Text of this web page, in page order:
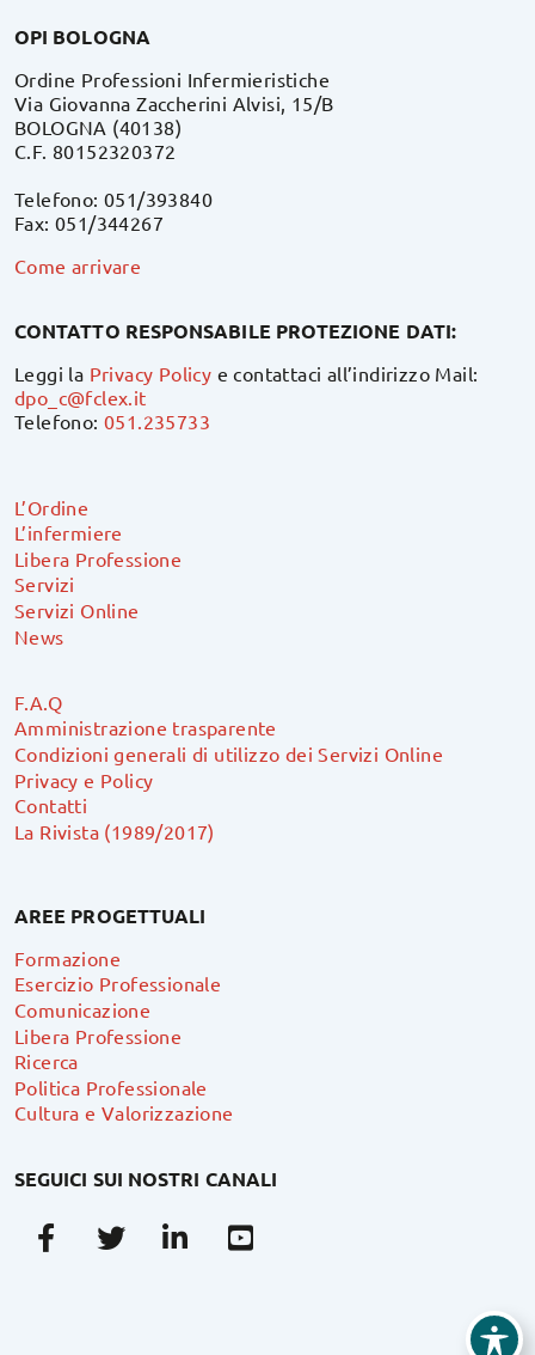
OPI BOLOGNA
Ordine Professioni Infermieristiche
Via Giovanna Zaccherini Alvisi, 15/B
BOLOGNA (40138)
C.F. 80152320372
Telefono: 051/393840
Fax: 051/344267
Come arrivare
CONTATTO RESPONSABILE PROTEZIONE DATI:
Leggi la Privacy Policy e contattaci all’indirizzo Mail:
dpo_c@fclex.it
Telefono:051.235733
L’Ordine
L’infermiere
Libera Professione
Servizi
Servizi Online
News
F.A.Q
Amministrazione trasparente
Condizioni generali di utilizzo dei Servizi Online
Privacy e Policy
Contatti
La Rivista (1989/2017)
AREE PROGETTUALI
Formazione
Esercizio Professionale
Comunicazione
Libera Professione
Ricerca
Politica Professionale
Cultura e Valorizzazione
SEGUICI SUI NOSTRI CANALI
FacebookTwitterLinkedin